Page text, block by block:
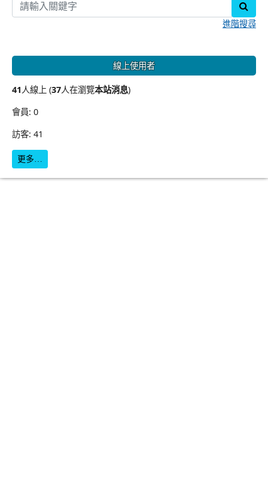
進階搜尋
線上使用者
41人線上 (37人在瀏覽本站消息)
會員: 0
訪客: 41
更多…